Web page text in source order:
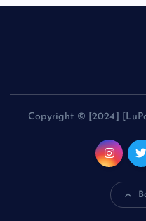
Copyright © [2024]